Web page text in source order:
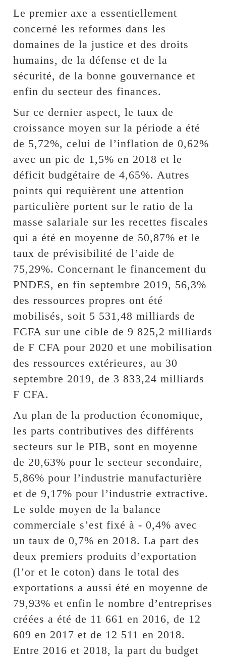
Le premier axe a essentiellement
concerné les reformes dans les
domaines de la justice et des droits
humains, de la défense et de la
sécurité, de la bonne gouvernance et
enfin du secteur des finances.
Sur ce dernier aspect, le taux de
croissance moyen sur la période a été
de 5,72%, celui de l’inflation de 0,62%
avec un pic de 1,5% en 2018 et le
déficit budgétaire de 4,65%. Autres
points qui requièrent une attention
particulière portent sur le ratio de la
masse salariale sur les recettes fiscales
qui a été en moyenne de 50,87% et le
taux de prévisibilité de l’aide de
75,29%. Concernant le financement du
PNDES, en fin septembre 2019, 56,3%
des ressources propres ont été
mobilisés, soit 5 531,48 milliards de
FCFA sur une cible de 9 825,2 milliards
de F CFA pour 2020 et une mobilisation
des ressources extérieures, au 30
septembre 2019, de 3 833,24 milliards
F CFA.
Au plan de la production économique,
les parts contributives des différents
secteurs sur le PIB, sont en moyenne
de 20,63% pour le secteur secondaire,
5,86% pour l’industrie manufacturière
et de 9,17% pour l’industrie extractive.
Le solde moyen de la balance
commerciale s’est fixé à - 0,4% avec
un taux de 0,7% en 2018. La part des
deux premiers produits d’exportation
(l’or et le coton) dans le total des
exportations a aussi été en moyenne de
79,93% et enfin le nombre d’entreprises
créées a été de 11 661 en 2016, de 12
609 en 2017 et de 12 511 en 2018.
Entre 2016 et 2018, la part du budget